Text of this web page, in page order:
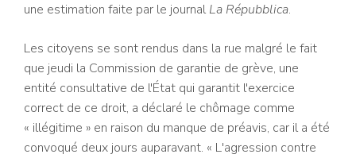
une estimation faite par le journal La Répubblica.
Les citoyens se sont rendus dans la rue malgré le fait
que jeudi la Commission de garantie de grève, une
entité consultative de l'État qui garantit l'exercice
correct de ce droit, a déclaré le chômage comme
« illégitime » en raison du manque de préavis, car il a été
convoqué deux jours auparavant. « L'agression contre